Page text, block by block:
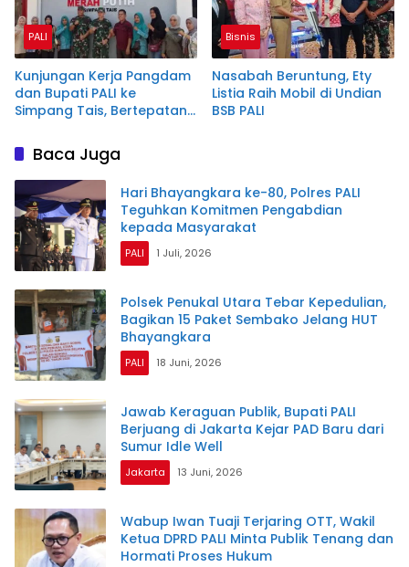
PALI
Kunjungan Kerja Pangdam
dan Bupati PALI ke
Simpang Tais, Bertepatan
Erika Peru
Bisnis
Nasabah Beruntung, Ety
Listia Raih Mobil di Undian
BSB PALI
Baca Juga
Hari Bhayangkara ke-80, Polres PALI
Teguhkan Komitmen Pengabdian
kepada Masyarakat
PALI 1 Juli, 2026
Polsek Penukal Utara Tebar Kepedulian,
Bagikan 15 Paket Sembako Jelang HUT
Bhayangkara
PALI 18 Juni, 2026
Jawab Keraguan Publik, Bupati PALI
Berjuang di Jakarta Kejar PAD Baru dari
Sumur Idle Well
Jakarta 13 Juni, 2026
Wabup Iwan Tuaji Terjaring OTT, Wakil
Ketua DPRD PALI Minta Publik Tenang dan
Hormati Proses Hukum